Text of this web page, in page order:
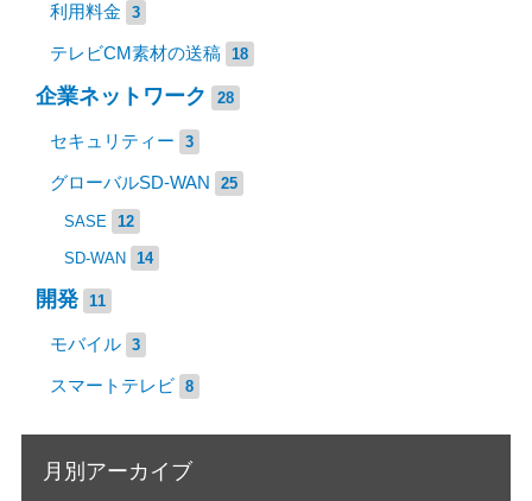
利用料金 3
テレビCM素材の送稿 18
企業ネットワーク 28
セキュリティー 3
グローバルSD-WAN 25
SASE 12
SD-WAN 14
開発 11
モバイル 3
スマートテレビ 8
月別アーカイブ